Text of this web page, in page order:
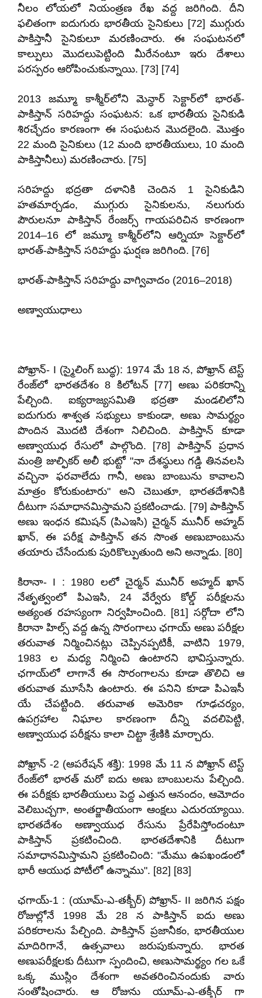
నీలం లోయలో నియంత్రణ రేఖ వద్ద జరిగింది. దీని
ఫలితంగా ఐదుగురు భారతీయ సైనికులు [72] ముగ్గురు
పాకిస్తానీ సైనికులూ మరణించారు. ఈ సంఘటనలో
కాల్పులు మొదలుపెట్టింది మీరేనంటూ ఇరు దేశాలు
పరస్పరం ఆరోపించుకున్నాయి. [73] [74]
2013 జమ్మూ కాశ్మీర్‌లోని మెన్ధార్ సెక్టార్‌లో భారత్-
పాకిస్తాన్ సరిహద్దు సంఘటన: ఒక భారతీయ సైనికుడి
శిరచ్ఛేదం కారణంగా ఈ సంఘటన మొదలైంది. మొత్తం
22 మంది సైనికులు (12 మంది భారతీయులు, 10 మంది
పాకిస్తానీలు) మరణించారు. [75]
సరిహద్దు భద్రతా దళానికి చెందిన 1 సైనికుడిని
హతమార్చడం, ముగ్గురు సైనికులను, నలుగురు
పౌరులనూ పాకిస్తాన్ రేంజర్స్ గాయపరిచిన కారణంగా
2014–16 లో జమ్మూ కాశ్మీర్‌లోని ఆర్నియా సెక్టార్‌లో
భారత్-పాకిస్తాన్ సరిహద్దు ఘర్షణ జరిగింది. [76]
భారత్-పాకిస్తాన్ సరిహద్దు వాగ్వివాదం (2016–2018)
అణ్వాయుధాలు
పోఖ్రాన్- I (స్మైలింగ్ బుద్ధ): 1974 మే 18 న, పోఖ్రాన్ టెస్ట్
రేంజ్‌లో భారతదేశం 8 కిలోటన్ [77] అణు పరికరాన్ని
పేల్చింది. ఐక్యరాజ్యసమితి భద్రతా మండలిలోని
ఐదుగురు శాశ్వత సభ్యులు కాకుండా, అణు సామర్థ్యం
పొందిన మొదటి దేశంగా నిలిచింది. పాకిస్తాన్ కూడా
అణ్వాయుధ రేసులో పాల్గొంది. [78] పాకిస్తాన్ ప్రధాన
మంత్రి జుల్ఫికర్ అలీ భుట్టో "నా దేశస్థులు గడ్డి తినవలసి
వచ్చినా ఫరవాలేదు గానీ, అణు బాంబును కావాలని
మాత్రం కోరుకుంటారు" అని చెబుతూ, భారతదేశానికి
దీటుగా సమాధానమిస్తామని ప్రకటించాడు. [79] పాకిస్తాన్
అణు ఇంధన కమిషన్ (పిఎఇసి) చైర్మన్ మునీర్ అహ్మద్
ఖాన్, ఈ పరీక్ష పాకిస్తాన్ తన సొంత అణుబాంబును
తయారు చేసేందుకు పురికొల్పుతుంది అని అన్నాడు. [80]
కిరానా- I : 1980 లలో చైర్మన్ మునీర్ అహ్మద్ ఖాన్
నేతృత్వంలో పిఎఇసి, 24 వేర్వేరు కోల్డ్ పరీక్షలను
అత్యంత రహస్యంగా నిర్వహించింది. [81] సర్గోదా లోని
కిరానా హిల్స్ వద్ద ఉన్న సొరంగాలు ఛగాయ్ అణు పరీక్షల
తరువాత నిర్మించినట్లు చెప్పినప్పటికీ, వాటిని 1979,
1983 ల మధ్య నిర్మించి ఉంటారని భావిస్తున్నారు.
ఛగాయ్‌లో లాగానే ఈ సొరంగాలను కూడా తొలిచి ఆ
తరువాత మూసేసి ఉంటారు. ఈ పనిని కూడా పిఎఇసీ
యే చేపట్టింది. తరువాత అమెరికా గూఢచర్యం,
ఉపగ్రహాల నిఘాల కారణంగా దీన్ని వదలిపెట్టి,
అణ్వాయుధ పరీక్షను కాలా చిట్టా శ్రేణికి మార్చారు.
పోఖ్రాన్ -2 (ఆపరేషన్ శక్తి): 1998 మే 11 న పోఖ్రాన్ టెస్ట్
రేంజ్‌లో భారత్ మరో ఐదు అణు బాంబులను పేల్చింది.
ఈ పరీక్షకు భారతీయులు పెద్ద ఎత్తున ఆనందం, ఆమోదం
వెలిబుచ్చగా, అంతర్జాతీయంగా ఆంక్షలు ఎదురయ్యాయి.
భారతదేశం అణ్వాయుధ రేసును ప్రేరేపిస్తోందంటూ
పాకిస్తాన్ ప్రకటించింది. భారతదేశానికి దీటుగా
సమాధానమిస్తామని ప్రకటించింది: "మేము ఉపఖండంలో
భారీ ఆయుధ పోటీలో ఉన్నాము". [82] [83]
ఛగాయ్-1 : (యూమ్-ఎ-తక్బీర్) పోఖ్రాన్- II జరిగిన పక్షం
రోజుల్లోనే 1998 మే 28 న పాకిస్తాన్ ఐదు అణు
పరికరాలను పేల్చింది. పాకిస్తాన్ ప్రజానీకం, భారతీయుల
మాదిరిగానే, ఉత్సవాలు జరుపుకున్నారు. భారత
అణుపరీక్షలకు దీటుగా స్పందించి, అణుసామర్థ్యం గల ఒకే
ఒక్క ముస్లిం దేశంగా అవతరించినందుకు వారు
సంతోషించారు. ఆ రోజును యూమ్-ఎ-తక్బీర్ గా